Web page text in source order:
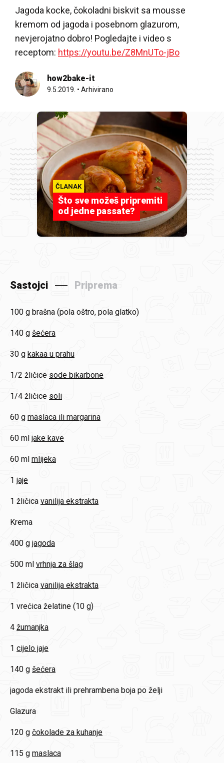
Jagoda kocke, čokoladni biskvit sa mousse
kremom od jagoda i posebnom glazurom,
nevjerojatno dobro! Pogledajte i video s
receptom: https://youtu.be/Z8MnUTo-jBo
how2bake-it
9.5.2019. • Arhivirano
ČLANAK
Što sve možeš pripremiti
od jedne passate?
Sastojci Priprema
100 g brašna (pola oštro, pola glatko)
140 g šećera
30 g kakaa u prahu
1/2 žličice sode bikarbone
1/4 žličice soli
60 g maslaca ili margarina
60 ml jake kave
60 ml mlijeka
1 jaje
1 žličica vanilija ekstrakta
Krema
400 g jagoda
500 ml vrhnja za šlag
1 žličica vanilija ekstrakta
1 vrećica želatine (10 g)
4 žumanjka
1 cijelo jaje
140 g šećera
jagoda ekstrakt ili prehrambena boja po želji
Glazura
120 g čokolade za kuhanje
115 g maslaca